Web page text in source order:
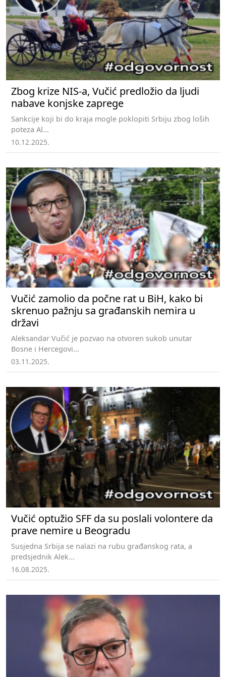
Zbog krize NIS-a, Vučić predložio da ljudi
nabave konjske zaprege
Sankcije koji bi do kraja mogle poklopiti Srbiju zbog loših
poteza Al...
10.12.2025.
Vučić zamolio da počne rat u BiH, kako bi
skrenuo pažnju sa građanskih nemira u
državi
Aleksandar Vučić je pozvao na otvoren sukob unutar
Bosne i Hercegovi...
03.11.2025.
Vučić optužio SFF da su poslali volontere da
prave nemire u Beogradu
Susjedna Srbija se nalazi na rubu građanskog rata, a
predsjednik Alek...
16.08.2025.